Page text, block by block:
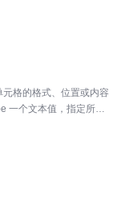
格的格式、位置或内容
一个文本值，指定所需
及相应的结果。 R...